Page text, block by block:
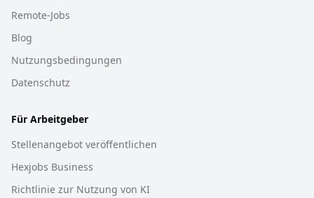
Remote-Jobs
Blog
Nutzungsbedingungen
Datenschutz
Für Arbeitgeber
Stellenangebot veröffentlichen
Hexjobs Business
Richtlinie zur Nutzung von KI